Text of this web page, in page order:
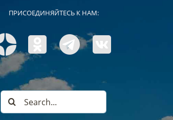
ПРИСОЕДИНЯЙТЕСЬ К НАМ:
Search
for: